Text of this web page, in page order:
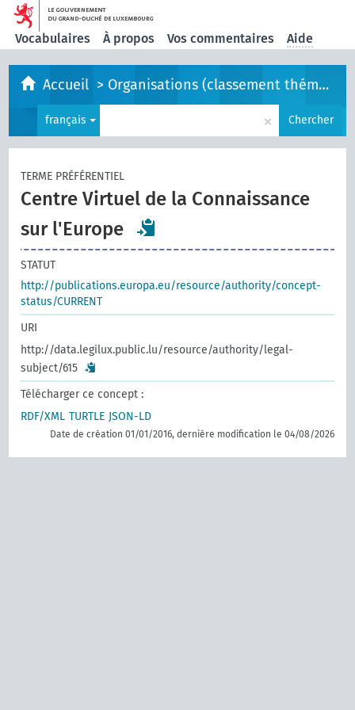
Vocabulaires À propos Vos commentaires Aide
Accueil > Organisations (classement thématique)
français × Chercher
TERME PRÉFÉRENTIEL
Centre Virtuel de la Connaissance
sur l'Europe
STATUT
http://publications.europa.eu/resource/authority/concept-
status/CURRENT
URI
http://data.legilux.public.lu/resource/authority/legal-
subject/615
Télécharger ce concept :
RDF/XML TURTLE JSON-LD
Date de création 01/01/2016, dernière modification le 04/08/2026